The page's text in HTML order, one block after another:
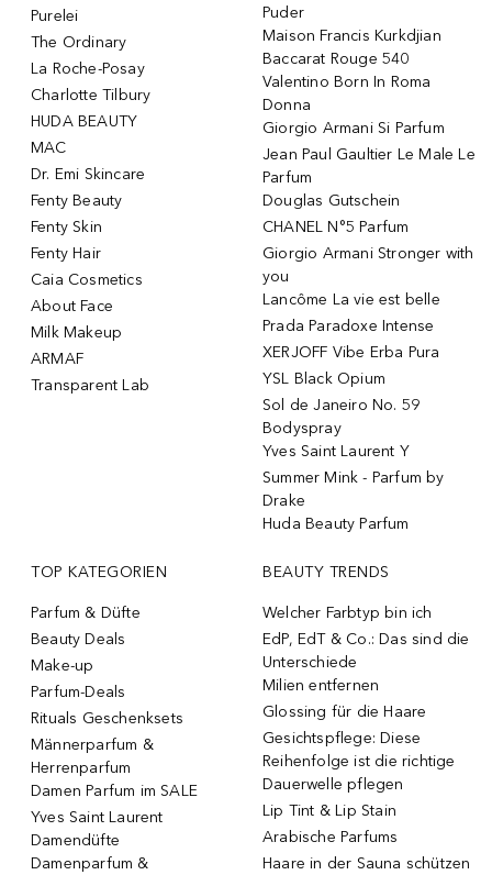
Purelei
The Ordinary
La Roche-Posay
Charlotte Tilbury
HUDA BEAUTY
MAC
Dr. Emi Skincare
Fenty Beauty
Fenty Skin
Fenty Hair
Caia Cosmetics
About Face
Milk Makeup
ARMAF
Transparent Lab
Puder
Maison Francis Kurkdjian
Baccarat Rouge 540
Valentino Born In Roma
Donna
Giorgio Armani Si Parfum
Jean Paul Gaultier Le Male Le
Parfum
Douglas Gutschein
CHANEL N°5 Parfum
Giorgio Armani Stronger with
you
Lancôme La vie est belle
Prada Paradoxe Intense
XERJOFF Vibe Erba Pura
YSL Black Opium
Sol de Janeiro No. 59
Bodyspray
Yves Saint Laurent Y
Summer Mink - Parfum by
Drake
Huda Beauty Parfum
TOP KATEGORIEN
Parfum & Düfte
Beauty Deals
Make-up
Parfum-Deals
Rituals Geschenksets
Männerparfum &
Herrenparfum
Damen Parfum im SALE
Yves Saint Laurent
Damendüfte
Damenparfum &
BEAUTY TRENDS
Welcher Farbtyp bin ich
EdP, EdT & Co.: Das sind die
Unterschiede
Milien entfernen
Glossing für die Haare
Gesichtspflege: Diese
Reihenfolge ist die richtige
Dauerwelle pflegen
Lip Tint & Lip Stain
Arabische Parfums
Haare in der Sauna schützen